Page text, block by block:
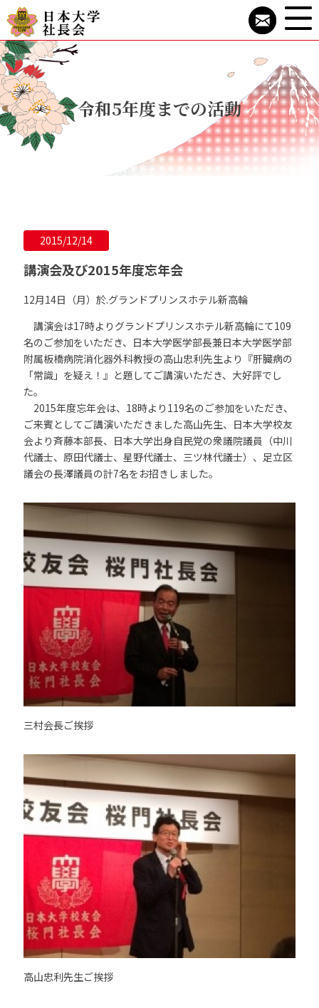
令和5年度までの活動
2015/12/14
講演会及び2015年度忘年会
12月14日（月）於.グランドプリンスホテル新高輪
講演会は17時よりグランドプリンスホテル新高輪にて109
名のご参加をいただき、日本大学医学部長兼日本大学医学部
附属板橋病院消化器外科教授の高山忠利先生より『肝臓病の
「常識」を疑え！』と題してご講演いただき、大好評でし
た。
2015年度忘年会は、18時より119名のご参加をいただき、
ご来賓としてご講演いただきました高山先生、日本大学校友
会より斉藤本部長、日本大学出身自民党の衆議院議員（中川
代議士、原田代議士、星野代議士、三ツ林代議士）、足立区
議会の長澤議員の計7名をお招きしました。
三村会長ご挨拶
高山忠利先生ご挨拶